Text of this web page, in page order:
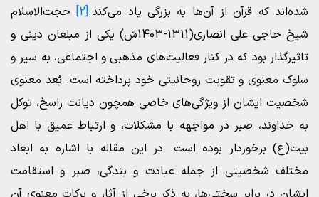
شده‌اند که قرآن از آن‌ها به بزرگی یاد می‌کند.[2]
حجت‌الاسلام
شیخ حاجی علی انصاری(1311-1403ش) یکی از مبلغان دینی و
تاثیرگذار بود که در کنار فعالیت‌های مذهبی و اجتماعی، به سیر و
سلوک معنوی و تقویت روحانیتی خود پرداخته است. بُعد معنوی
شخصیت ایشان از ویژگی‌های خاصی همچون دیانت راسخ، توکل
به خداوند، صبر در مواجهه با مشکلات، و ارتباط عمیق با اهل
بیت(ع) برخوردار بوده است. در این مقاله با اشاره به ابعاد
مختلف شخصیتی از جمله عبادت و بندگی، صبر و استقامت